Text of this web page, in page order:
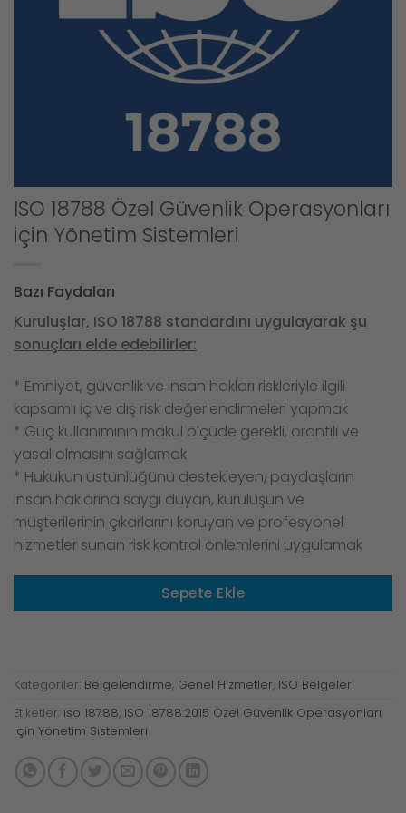
ISO 18788 Özel Güvenlik Operasyonları
için Yönetim Sistemleri
Bazı Faydaları
Kuruluşlar, ISO 18788 standardını uygulayarak şu
sonuçları elde edebilirler:
* Emniyet, güvenlik ve insan hakları riskleriyle ilgili
kapsamlı iç ve dış risk değerlendirmeleri yapmak
* Güç kullanımının makul ölçüde gerekli, orantılı ve
yasal olmasını sağlamak
* Hukukun üstünlüğünü destekleyen, paydaşların
insan haklarına saygı duyan, kuruluşun ve
müşterilerinin çıkarlarını koruyan ve profesyonel
hizmetler sunan risk kontrol önlemlerini uygulamak
Sepete Ekle
Kategoriler: Belgelendirme, Genel Hizmetler, ISO Belgeleri
Etiketler: ıso 18788, ISO 18788:2015 Özel Güvenlik Operasyonları
için Yönetim Sistemleri